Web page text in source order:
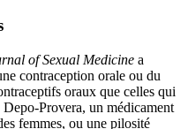
of Sexual Medicine a
contraception orale ou du
oraux que celles qui
Provera, un médicament
femmes, ou une pilosité